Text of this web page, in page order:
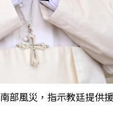
部風災，指示教廷提供